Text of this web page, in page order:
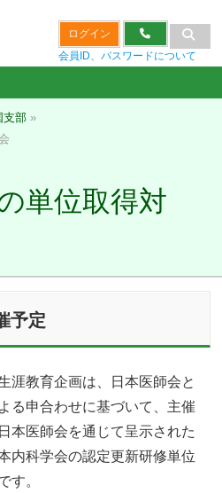
ログイン
会員ID、パスワードについて
支部 »
単位取得対
予定
涯教育企画は、日本医師会と
る申合わせに基づいて、主催
本医師会を通じて呈示された
内科学会の認定更新研修単位
す。